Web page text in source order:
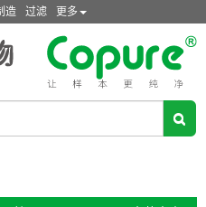
造 过滤 更多